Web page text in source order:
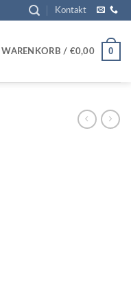
Kontakt
WARENKORB / €0,00 0